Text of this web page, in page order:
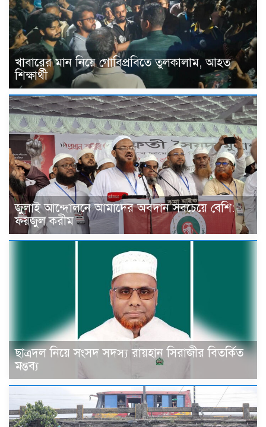
খাবারের মান নিয়ে গোবিপ্রবিতে তুলকালাম, আহত
শিক্ষার্থী
জুলাই আন্দোলনে আমাদের অবদান সবচেয়ে বেশি:
ফয়জুল করীম
ছাত্রদল নিয়ে সংসদ সদস্য রায়হান সিরাজীর বিতর্কিত
মন্তব্য